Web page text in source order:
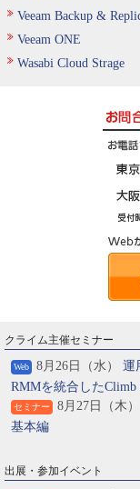
Veeam Backup &
Veeam ONE
Wasabi Cloud Strage
クライム主催セミナー
Web 8月26日（水） 運
RMMを統合したClimb
セミナー 8月27日（木）
基本編
出展・参加イベント